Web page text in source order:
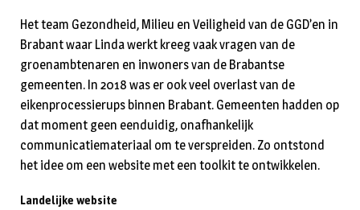
Het team Gezondheid, Milieu en Veiligheid van de GGD’en in
Brabant waar Linda werkt kreeg vaak vragen van de
groenambtenaren en inwoners van de Brabantse
gemeenten. In 2018 was er ook veel overlast van de
eikenprocessierups binnen Brabant. Gemeenten hadden op
dat moment geen eenduidig, onafhankelijk
communicatiemateriaal om te verspreiden. Zo ontstond
het idee om een website met een toolkit te ontwikkelen.
Landelijke website